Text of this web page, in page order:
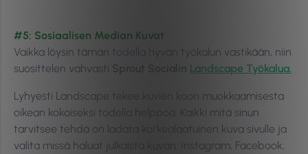
#5: Sosiaalisen Median Kuvat
Vaikka löysin tämän todella hyvän työkalun vastikään, niin
suosittelen vahvasti Sprout Socialin Landscape Työkalua.
Lyhyesti Landscape tekee kuvien koon muokkaamisesta
oikean kokoiseksi todella helppoa. Kaikki mitä sinun
tarvitsee tehdä on ladata korkealaatuinen kuva sivulle ja
valita missä haluat julkaista kuvan: Instagram, Facebook,